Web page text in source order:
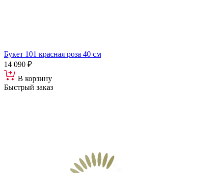
Букет 101 красная роза 40 см
14 090 ₽
В корзину
Быстрый заказ